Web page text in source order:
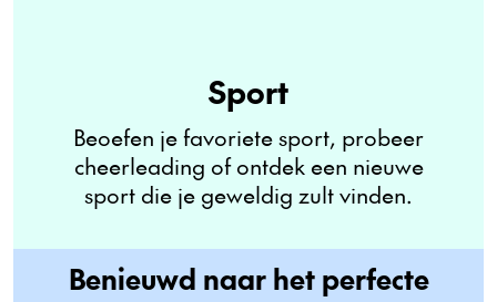
Sport
Beoefen je favoriete sport, probeer
cheerleading of ontdek een nieuwe
sport die je geweldig zult vinden.
Benieuwd naar het perfecte